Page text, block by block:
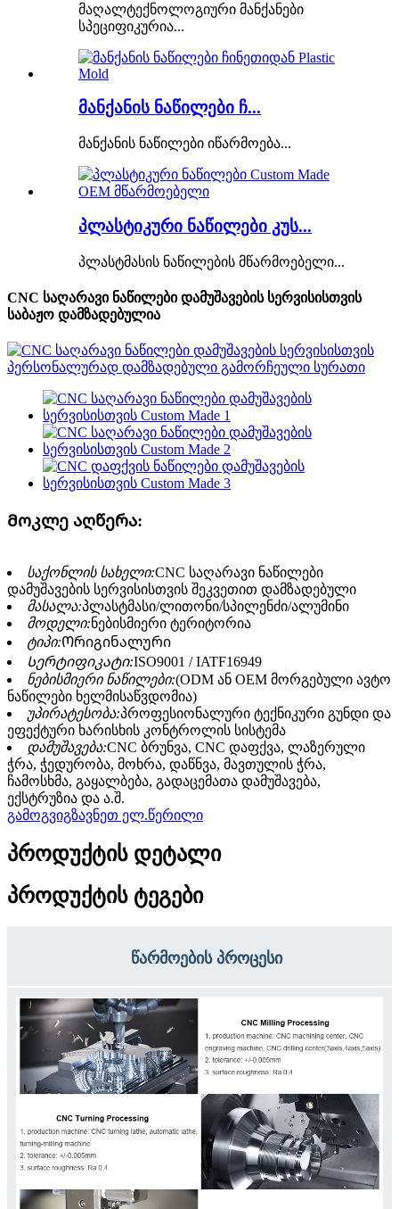
მაღალტექნოლოგიური მანქანები
სპეციფიკურია...
მანქანის ნაწილები ჩ...
მანქანის ნაწილები იწარმოება...
პლასტიკური ნაწილები კუს...
პლასტმასის ნაწილების მწარმოებელი...
CNC საღარავი ნაწილები დამუშავების სერვისისთვის
საბაჟო დამზადებულია
Მოკლე აღწერა:
საქონლის სახელი:CNC საღარავი ნაწილები
დამუშავების სერვისისთვის შეკვეთით დამზადებული
მასალა:პლასტმასი/ლითონი/სპილენძი/ალუმინი
მოდელი:ნებისმიერი ტერიტორია
ტიპი:Ორიგინალური
Სერტიფიკატი:ISO9001 / IATF16949
ნებისმიერი ნაწილები:(ODM ან OEM მორგებული ავტო
ნაწილები ხელმისაწვდომია)
უპირატესობა:პროფესიონალური ტექნიკური გუნდი და
ეფექტური ხარისხის კონტროლის სისტემა
დამუშავება:CNC ბრუნვა, CNC დაფქვა, ლაზერული
ჭრა, ჭედურობა, მოხრა, დაწნვა, მავთულის ჭრა,
ჩამოსხმა, გაყალბება, გადაცემათა დამუშავება,
ექსტრუზია და ა.შ.
გამოგვიგზავნეთ ელ.წერილი
პროდუქტის დეტალი
პროდუქტის ტეგები
წარმოების პროცესი